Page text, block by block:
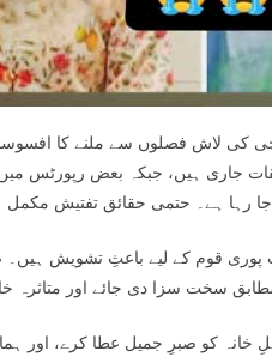
کی لاش فصلوں سے ملنے کا
جاری ہیں، جبکہ بعض رپورٹس میں
جا رہا ہے۔ حتمی حقائق تفتیش مکمل
پوری قوم کے لیے باعثِ تشویش
سخت سزا دی جائے اور متاثرہ
خانہ کو صبرِ جمیل عطا کرے، اور